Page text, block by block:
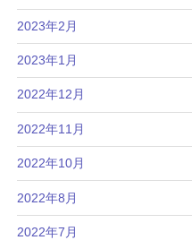
2023年2月
2023年1月
2022年12月
2022年11月
2022年10月
2022年8月
2022年7月